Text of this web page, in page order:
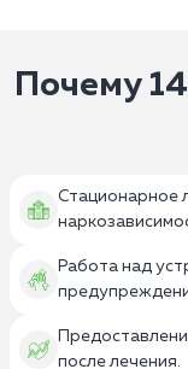
Почему
Стационарное
Работа над
после лечения.